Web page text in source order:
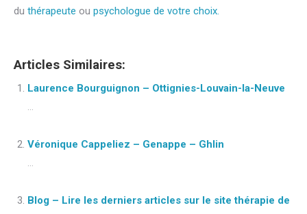
du thérapeute ou psychologue de votre choix.
Articles Similaires:
Laurence Bourguignon – Ottignies-Louvain-la-Neuve
...
Véronique Cappeliez – Genappe – Ghlin
...
Blog – Lire les derniers articles sur le site thérapie de